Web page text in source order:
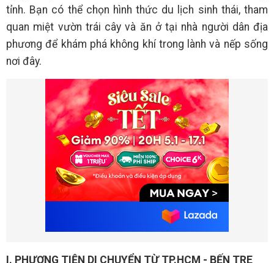
tỉnh. Bạn có thể chọn hình thức du lịch sinh thái, tham
quan miệt vườn trái cây và ăn ở tại nhà người dân địa
phương để khám phá không khí trong lành và nếp sống
nơi đây.
I. PHƯƠNG TIỆN DI CHUYỂN TỪ TP.HCM - BẾN TRE